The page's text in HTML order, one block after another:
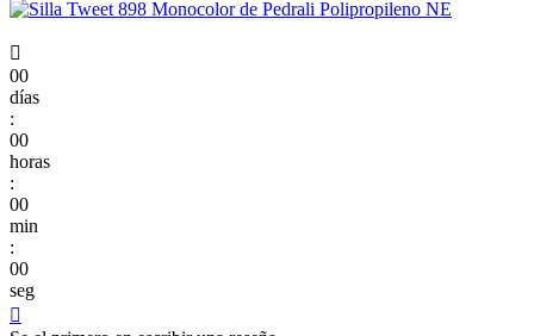

00
días
:
00
horas
:
00
min
:
00
seg
